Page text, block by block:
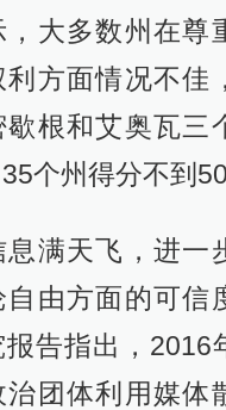
大多数州在尊
利方面情况不佳
歇根和艾奥瓦三
个州得分不到
满天飞，进一
自由方面的可信
告指出，2016
治团体利用媒体